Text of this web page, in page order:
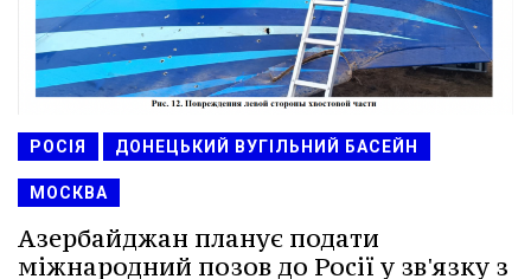
РОСІЯ ДОНЕЦЬКИЙ ВУГІЛЬНИЙ БАСЕЙН
МОСКВА
Азербайджан планує подати
міжнародний позов до Росії у зв'язку з